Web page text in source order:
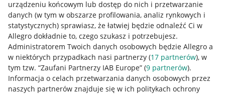
urządzeniu końcowym lub dostęp do nich i przetwarzanie
danych (w tym w obszarze profilowania, analiz rynkowych i
statystycznych) sprawiasz, że łatwiej będzie odnaleźć Ci w
Allegro dokładnie to, czego szukasz i potrzebujesz.
Administratorem Twoich danych osobowych będzie Allegro a
w niektórych przypadkach nasi partnerzy (17 partnerów), w
tym tzw. “Zaufani Partnerzy IAB Europe” (9 partnerów).
Informacja o celach przetwarzania danych osobowych przez
naszych partnerów znajduje się w ich politykach ochrony
Przydatne informacje